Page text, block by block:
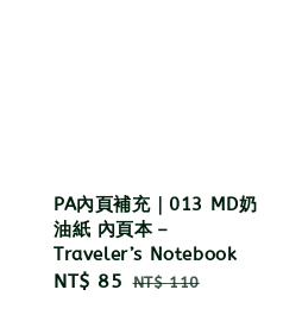
PA內頁補充｜013 MD奶
油紙 內頁本－
Traveler’s Notebook
Sale
NT$ 85 Regular
NT$ 110